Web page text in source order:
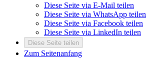
Diese Seite via E-Mail teilen
Diese Seite via WhatsApp teilen
Diese Seite via Facebook teilen
Diese Seite via LinkedIn teilen
Diese Seite teilen
Zum Seitenanfang